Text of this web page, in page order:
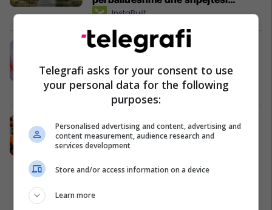
maksimale në ndërtim
InstaBuilt
Regjistrimet e hershme 2026 në
regjistrohu i pari dhe përfito më
shumëKolegji AAB
Siguria nga zjarri kërkon planifikim
dhe standarde profesionale
Albkos Safety
Telegrafi asks for your consent to use
your personal data for the following
purposes:
Personalised advertising and content, advertising and
content measurement, audience research and
services development
Store and/or access information on a device
Learn more